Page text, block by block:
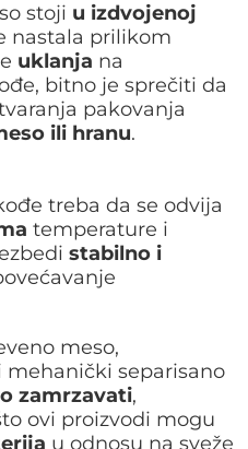
stoji u izdvojenoj
nastala prilikom
uklanja na
bitno je sprečiti da
pakovanja
ili hranu.
treba da se odvija
temperature i
stabilno i
meso,
mehanički separisano
zamrzavati,
ovi proizvodi mogu
u odnosu na sveže